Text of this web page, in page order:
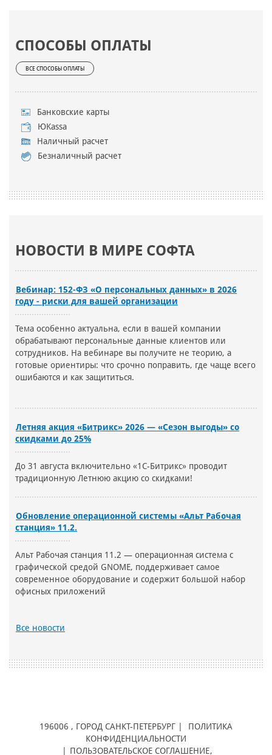
СПОСОБЫ ОПЛАТЫ
ВСЕ СПОСОБЫ ОПЛАТЫ
Банковские карты
ЮKassa
Наличный расчет
Безналичный расчет
НОВОСТИ В МИРЕ СОФТА
Вебинар: 152-ФЗ «О персональных данных» в 2026
году - риски для вашей организации
Тема особенно актуальна, если в вашей компании
обрабатывают персональные данные клиентов или
сотрудников. На вебинаре вы получите не теорию, а
готовые ориентиры: что срочно поправить, где чаще всего
ошибаются и как защититься.
Летняя акция «Битрикс» 2026 — «Сезон выгоды» со
скидками до 25%
До 31 августа включительно «1С-Битрикс» проводит
традиционную Летнюю акцию со скидками!
Обновление операционной системы «Альт Рабочая
станция» 11.2.
Альт Рабочая станция 11.2 — операционная система с
графической средой GNOME, поддерживает самое
современное оборудование и содержит большой набор
офисных приложений
Все новости
196006 , ГОРОД САНКТ-ПЕТЕРБУРГ |
ПОЛИТИКА
КОНФИДЕНЦИАЛЬНОСТИ
ПОЛЬЗОВАТЕЛЬСКОЕ СОГЛАШЕНИЕ,